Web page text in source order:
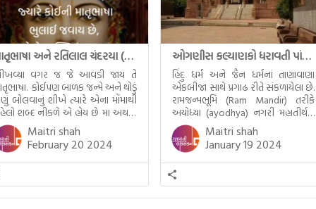
માતૃભાષા અને રતિલાલ ચંદરયા (Ratilal Chandaria)
વગર જ જે આવડી જાય તે
કોઈપણ બાળક જન્મે અને થોડું
બોલવાનું શીખે ત્યારે એના મોંમાથી
શબ્દ નીકળે એ હોય છે મા અથવા
એટલે કે ખાવાનું. વળી આપણે
સૂવડાવવા માટે જે ગીત કે
ગાઈએ છીએ તે પણ આપણે
જ ગાઈએ છીએ અંગ્રેજી ગીતો
ગાતા. આમ બાળકને […]
Maitri shah
February 20 2024
ઓગણીસ કલ્યાણકો ધરાવતી પાંચ તીર્થંકરોની પરમ પાવન જન્મભૂમિ – અયોધ્યા (Ayodhya)
હિંદુ ધર્મ અને જૈન ધર્મનાં તાણાવાણા
એકબીજા સાથે પ્રગાઢ રીતે સંકળાયેલા છે.
રામજન્મભૂમિ (Ram Mandir) તરીકે
અયોધ્યા (ayodhya) નગરી મહાતીર્થનું
ગૌરવ પામી છે, તો એ જ રીતે જૈન ધર્મના
ચોવીસ તીર્થંકરોમાંથી પાંચ-પાંચ
તીર્થંકરોનો જન્મ આ અયોધ્યાની પાવન
ભૂમિ પર થયો છે. જૈન ધર્મમાં ચોવીસ
તીર્થંકરોમાંથી પાંચ-પાંચ તીર્થંકરોનાં
કલ્યાણકો અહીં આવ્યાં છે. દરેક
તીર્થંકરના જીવનની ચ્યવન(માતાના […]
Maitri shah
January 19 2024